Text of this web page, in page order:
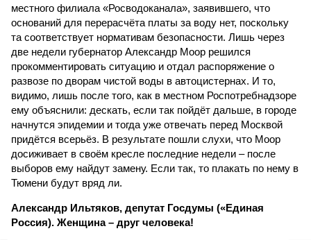
местного филиала «Росводоканала», заявившего, что
оснований для перерасчёта платы за воду нет, поскольку
та соответствует нормативам безопасности. Лишь через
две недели губернатор Александр Моор решился
прокомментировать ситуацию и отдал распоряжение о
развозе по дворам чистой воды в автоцистернах. И то,
видимо, лишь после того, как в местном Роспотребнадзоре
ему объяснили: дескать, если так пойдёт дальше, в городе
начнутся эпидемии и тогда уже отвечать перед Москвой
придётся всерьёз. В результате пошли слухи, что Моор
досиживает в своём кресле последние недели – после
выборов ему найдут замену. Если так, то плакать по нему в
Тюмени будут вряд ли.
Александр Ильтяков, депутат Госдумы («Единая
Россия). Женщина – друг человека!